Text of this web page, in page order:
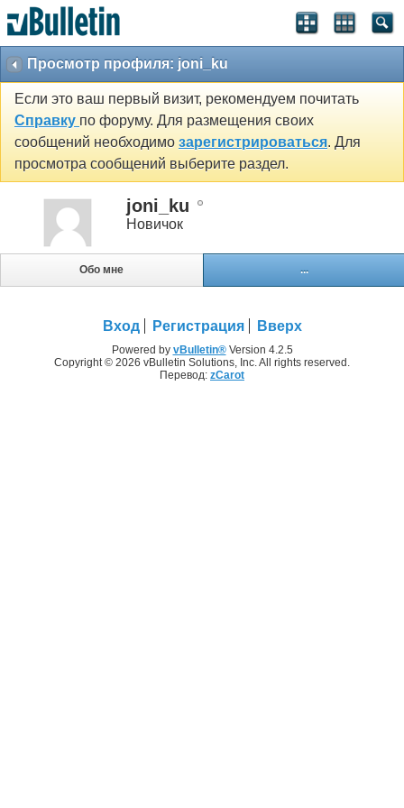
Просмотр профиля: joni_ku
Если это ваш первый визит, рекомендуем почитать
Справку по форуму. Для размещения своих
сообщений необходимо зарегистрироваться. Для
просмотра сообщений выберите раздел.
joni_ku
Новичок
Обо мне ...
Вход Регистрация Вверх
Powered by vBulletin®Version 4.2.5
Copyright © 2026 vBulletin Solutions, Inc. All rights reserved.
Перевод: zCarot